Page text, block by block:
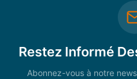
Restez Informé
Abonnez-vous à notre